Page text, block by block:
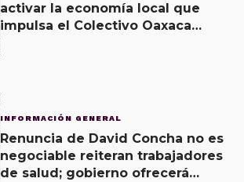
activar la economía local que
impulsa el Colectivo Oaxaca
INFORMACIÓN GENERAL
Renuncia de David Concha no es
negociable reiteran trabajadores
de salud; gobierno ofrecerá